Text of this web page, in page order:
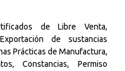
de Libre Venta,
de sustancias
Prácticas de Manufactura,
Constancias, Permiso